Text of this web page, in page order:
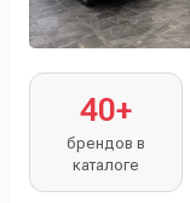
40+
брендов в
каталоге